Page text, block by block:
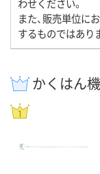
また、販売単位に
するものではあり
かくはん